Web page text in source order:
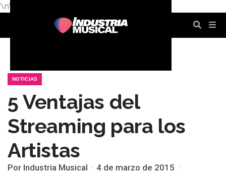
\n\n
NOTICIAS
5 Ventajas del
Streaming para los
Artistas
Por Industria Musical 4 de marzo de 2015